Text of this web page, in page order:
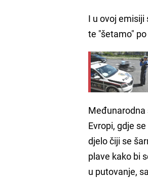
I u ovoj
te "šetamo"
Evropi, gdje
djelo čiji se
plave kako bi
u putovanje,